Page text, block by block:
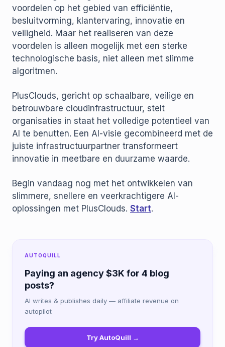
voordelen op het gebied van efficiëntie,
besluitvorming, klantervaring, innovatie en
veiligheid. Maar het realiseren van deze
voordelen is alleen mogelijk met een sterke
technologische basis, niet alleen met slimme
algoritmen.
PlusClouds, gericht op schaalbare, veilige en
betrouwbare cloudinfrastructuur, stelt
organisaties in staat het volledige potentieel van
AI te benutten. Een AI-visie gecombineerd met de
juiste infrastructuurpartner transformeert
innovatie in meetbare en duurzame waarde.
Begin vandaag nog met het ontwikkelen van
slimmere, snellere en veerkrachtigere AI-
oplossingen met PlusClouds. Start.
AUTOQUILL
Paying an agency $3K for 4 blog
posts?
AI writes & publishes daily — affiliate revenue on
autopilot
Try AutoQuill →